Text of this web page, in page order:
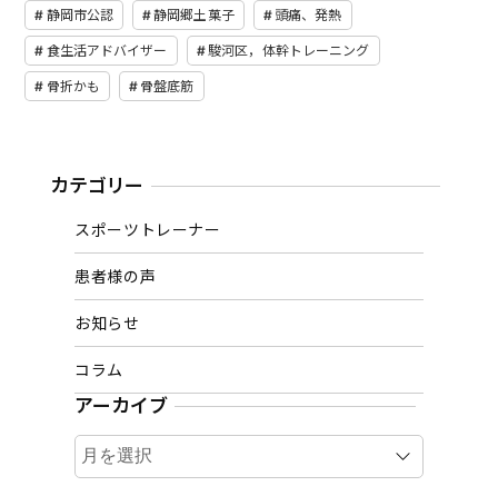
静岡市公認 静岡郷土菓子 頭痛、発熱
食生活アドバイザー 駿河区，体幹トレーニング
骨折かも 骨盤底筋
カテゴリー
スポーツトレーナー
患者様の声
お知らせ
コラム
アーカイブ
ア
ー